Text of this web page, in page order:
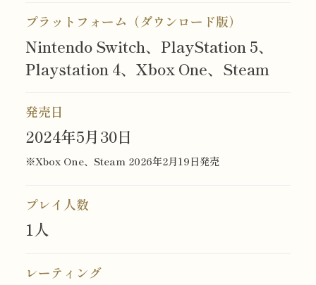
プラットフォーム（ダウンロード版）
Nintendo Switch、 PlayStation 5、
Playstation 4、 Xbox One、 Steam
発売日
2024年5月30日
※Xbox One、Steam 2026年2月19日発売
プレイ人数
1人
レーティング